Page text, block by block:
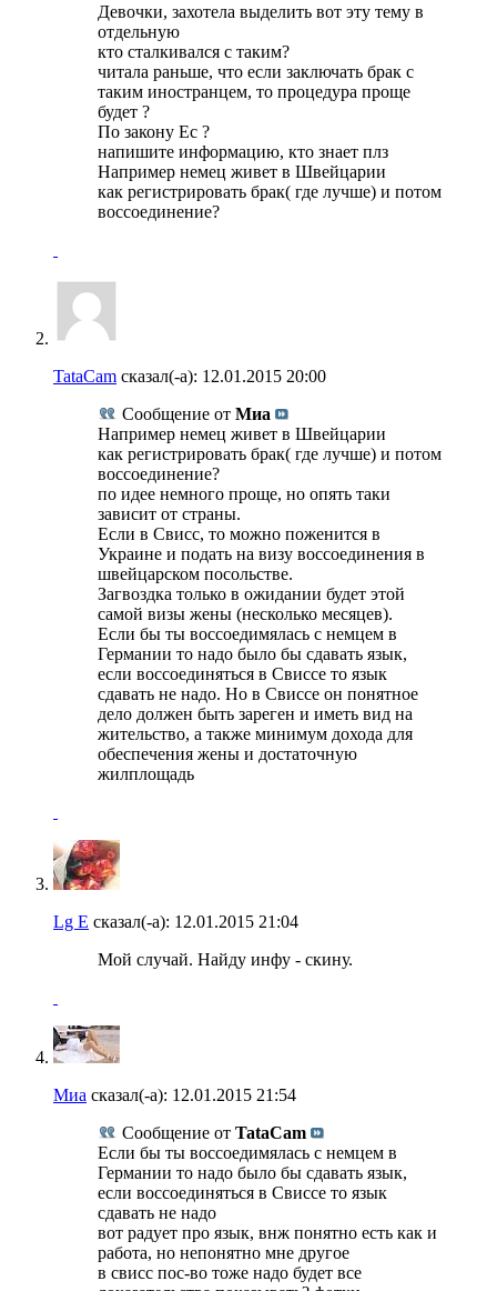
Девочки, захотела выделить вот эту тему в
отдельную
кто сталкивался с таким?
читала раньше, что если заключать брак с
таким иностранцем, то процедура проще
будет ?
По закону Ес ?
напишите информацию, кто знает плз
Например немец живет в Швейцарии
как регистрировать брак( где лучше) и потом
воссоединение?
TataCam сказал(-а): 12.01.2015 20:00
Сообщение от Миа
Например немец живет в Швейцарии
как регистрировать брак( где лучше) и потом
воссоединение?
по идее немного проще, но опять таки
зависит от страны.
Если в Свисс, то можно поженится в
Украине и подать на визу воссоединения в
швейцарском посольстве.
Загвоздка только в ожидании будет этой
самой визы жены (несколько месяцев).
Если бы ты воссоедимялась с немцем в
Германии то надо было бы сдавать язык,
если воссоединяться в Свиссе то язык
сдавать не надо. Но в Свиссе он понятное
дело должен быть зареген и иметь вид на
жительство, а также минимум дохода для
обеспечения жены и достаточную
жилплощадь
Lg E сказал(-а): 12.01.2015 21:04
Мой случай. Найду инфу - скину.
Миа сказал(-а): 12.01.2015 21:54
Сообщение от TataCam
Если бы ты воссоедимялась с немцем в
Германии то надо было бы сдавать язык,
если воссоединяться в Свиссе то язык
сдавать не надо
вот радует про язык, внж понятно есть как и
работа, но непонятно мне другое
в свисс пос-во тоже надо будет все